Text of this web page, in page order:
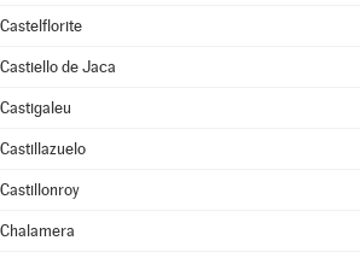
Castelflorite
Castiello de Jaca
Castigaleu
Castillazuelo
Castillonroy
Chalamera